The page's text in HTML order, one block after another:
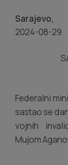
Sarajevo,
2024-08-29
Federalni
sastao se
vojnih
Mujom